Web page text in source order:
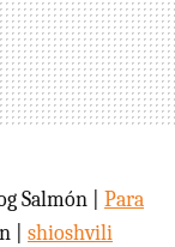
Salmón | Para
| shioshvili